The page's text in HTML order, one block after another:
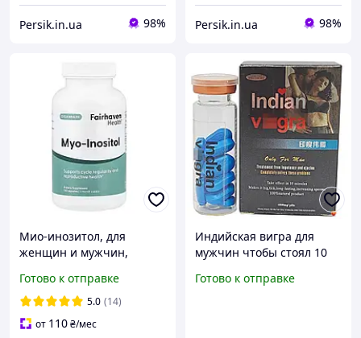
Persik.in.ua 98% Persik.in.ua 98%
Мио-инозитол, для
женщин и мужчин,
капсул (FHH-00075)
Готово к отправке
5.0 (14)
от 110₴/мес
Индийская вигра для
мужчин чтобы стоял 10
Готово к отправке